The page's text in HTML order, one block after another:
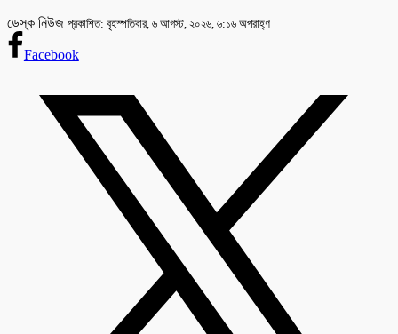
ডেস্ক নিউজ প্রকাশিত: বৃহস্পতিবার, ৬ আগস্ট, ২০২৬, ৬:১৬ অপরাহ্ণ
Facebook